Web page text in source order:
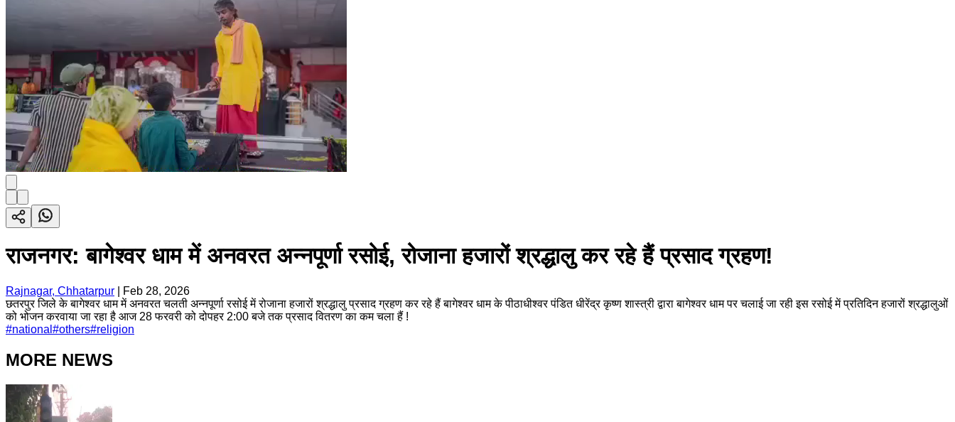
राजनगर: बागेश्वर धाम में अनवरत अन्नपूर्णा रसोई, रोजाना हजारों श्रद्धालु कर रहे हैं प्रसाद ग्रहण!
Rajnagar, Chhatarpur
Feb 28, 2026
छतरपुर जिले के बागेश्वर धाम में अनवरत चलती अन्नपूर्णा रसोई में रोजाना हजारों श्रद्धालु प्रसाद ग्रहण कर रहे हैं बागेश्वर धाम के पीठाधीश्वर पंडित धीरेंद्र कृष्ण शास्त्री द्वारा बागेश्वर धाम पर चलाई जा रही इस रसोई में प्रतिदिन हजारों श्रद्धालुओं
को भोजन करवाया जा रहा है आज 28 फरवरी को दोपहर 2:00 बजे तक प्रसाद वितरण का कम चला हैं !
#national #others#religion
MORE NEWS